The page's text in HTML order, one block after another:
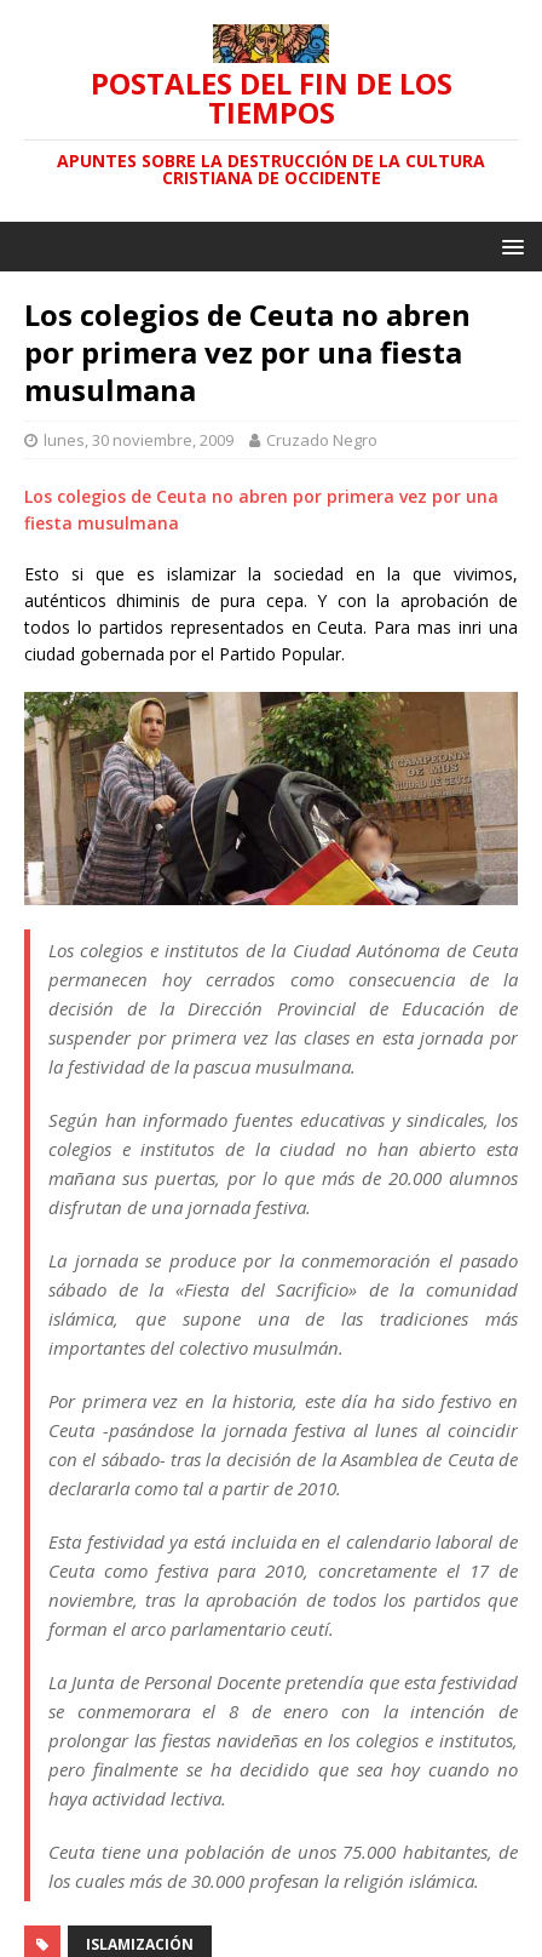
POSTALES DEL FIN DE LOS
TIEMPOS
APUNTES SOBRE LA DESTRUCCIÓN DE LA CULTURA
CRISTIANA DE OCCIDENTE
Los colegios de Ceuta no abren
por primera vez por una fiesta
musulmana
lunes, 30 noviembre, 2009 Cruzado Negro
Los colegios de Ceuta no abren por primera vez por una
fiesta musulmana
Esto si que es islamizar la sociedad en la que vivimos,
auténticos dhiminis de pura cepa. Y con la aprobación de
todos lo partidos representados en Ceuta. Para mas inri una
ciudad gobernada por el Partido Popular.
Los colegios e institutos de la Ciudad Autónoma de Ceuta
permanecen hoy cerrados como consecuencia de la
decisión de la Dirección Provincial de Educación de
suspender por primera vez las clases en esta jornada por
la festividad de la pascua musulmana.
Según han informado fuentes educativas y sindicales, los
colegios e institutos de la ciudad no han abierto esta
mañana sus puertas, por lo que más de 20.000 alumnos
disfrutan de una jornada festiva.
La jornada se produce por la conmemoración el pasado
sábado de la «Fiesta del Sacrificio» de la comunidad
islámica, que supone una de las tradiciones más
importantes del colectivo musulmán.
Por primera vez en la historia, este día ha sido festivo en
Ceuta -pasándose la jornada festiva al lunes al coincidir
con el sábado- tras la decisión de la Asamblea de Ceuta de
declararla como tal a partir de 2010.
Esta festividad ya está incluida en el calendario laboral de
Ceuta como festiva para 2010, concretamente el 17 de
noviembre, tras la aprobación de todos los partidos que
forman el arco parlamentario ceutí.
La Junta de Personal Docente pretendía que esta festividad
se conmemorara el 8 de enero con la intención de
prolongar las fiestas navideñas en los colegios e institutos,
pero finalmente se ha decidido que sea hoy cuando no
haya actividad lectiva.
Ceuta tiene una población de unos 75.000 habitantes, de
los cuales más de 30.000 profesan la religión islámica.
ISLAMIZACIÓN